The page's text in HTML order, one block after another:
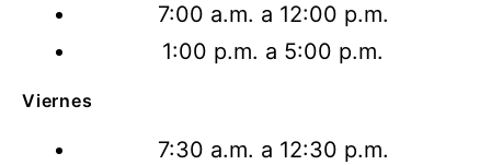
7:00 a.m. a 12:00 p.m.
1:00 p.m. a 5:00 p.m.
Viernes
7:30 a.m. a 12:30 p.m.